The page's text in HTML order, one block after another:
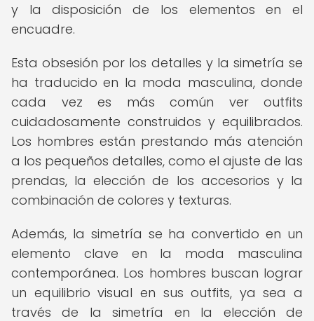
y la disposición de los elementos en el
encuadre.
Esta obsesión por los detalles y la simetría se
ha traducido en la moda masculina, donde
cada vez es más común ver outfits
cuidadosamente construidos y equilibrados.
Los hombres están prestando más atención
a los pequeños detalles, como el ajuste de las
prendas, la elección de los accesorios y la
combinación de colores y texturas.
Además, la simetría se ha convertido en un
elemento clave en la moda masculina
contemporánea. Los hombres buscan lograr
un equilibrio visual en sus outfits, ya sea a
través de la simetría en la elección de